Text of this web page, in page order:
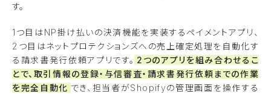
す。
1つ目はNP掛け払いの決済機能を実装するペイメントアプリ、
2つ目はネットプロテクションズへの売上確定処理を自動化す
る請求書発行依頼アプリです。 2つのアプリを組み合わせるこ
とで、取引情報の登録・与信審査・請求書発行依頼までの作業
を完全自動化 でき、担当者がShopifyの管理画面を操作する